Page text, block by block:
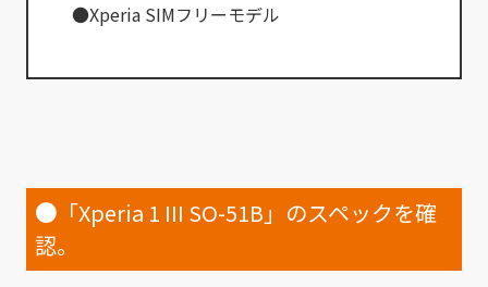
●Xperia SIMフリーモデル
● 「Xperia 1 III SO-51B」のスペックを確
認。